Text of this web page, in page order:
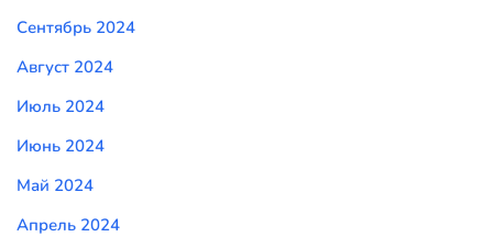
Сентябрь 2024
Август 2024
Июль 2024
Июнь 2024
Май 2024
Апрель 2024